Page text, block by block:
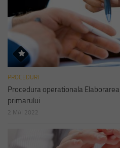
PROCEDURI
Procedura operationala
primarului
2 MAI 2022